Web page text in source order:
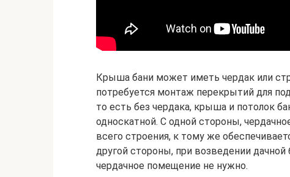
Крыша бани может иметь чердак или
потребуется монтаж перекрытий для
то есть без чердака, крыша и потолок
односкатной. С одной стороны,
всего строения, к тому же
другой стороны, при возведении
чердачное помещение не нужно.